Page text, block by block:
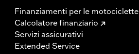
Finanziamenti per le motociclette
Calcolatore finanziario
Servizi assicurativi
Extended Service